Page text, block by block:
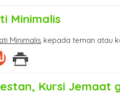
Minimalis
Minimalis kepada teman atau
Kursi Jemaat